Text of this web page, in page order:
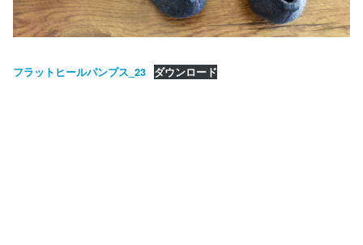
フラットヒールパンプス_23 ダウンロード